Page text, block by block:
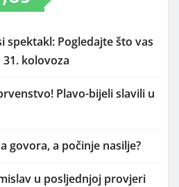
spektakl: Pogledajte što vas
kolovoza
Plavo-bijeli slavili u
govora, a počinje nasilje?
u posljednjoj provjeri